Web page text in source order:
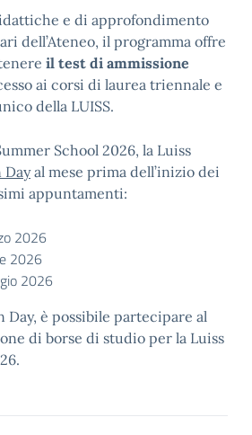
e di approfondimento
dell’Ateneo, il programma offre
il test di ammissione
ai corsi di laurea triennale e
della LUISS.
School 2026, la Luiss
Dayal mese prima dell’inizio dei
appuntamenti:
2026
2026
2026
Day, è possibile partecipare al
di borse di studio per la Luiss